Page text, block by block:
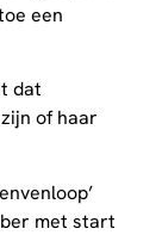
een
dat
of haar
met start